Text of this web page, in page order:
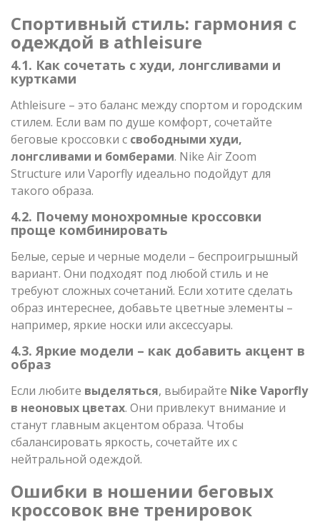
Спортивный стиль: гармония с
одеждой в athleisure
4.1. Как сочетать с худи, лонгсливами и
куртками
Athleisure – это баланс между спортом и городским
стилем. Если вам по душе комфорт, сочетайте
беговые кроссовки с свободными худи,
лонгсливами и бомберами. Nike Air Zoom
Structure или Vaporfly идеально подойдут для
такого образа.
4.2. Почему монохромные кроссовки
проще комбинировать
Белые, серые и черные модели – беспроигрышный
вариант. Они подходят под любой стиль и не
требуют сложных сочетаний. Если хотите сделать
образ интереснее, добавьте цветные элементы –
например, яркие носки или аксессуары.
4.3. Яркие модели – как добавить акцент в
образ
Если любите выделяться, выбирайте Nike Vaporfly
в неоновых цветах. Они привлекут внимание и
станут главным акцентом образа. Чтобы
сбалансировать яркость, сочетайте их с
нейтральной одеждой.
Ошибки в ношении беговых
кроссовок вне тренировок